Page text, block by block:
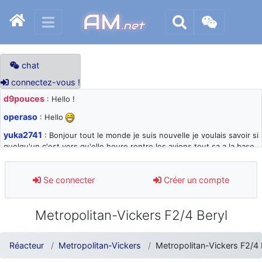
AM.net
chat
connectez-vous !
d9pouces : Hello !
operaso : Hello
yuka2741 : Bonjour tout le monde je suis nouvelle je voulais savoir si
quelqu'un c'est vers qu'elle heure rentre les avions tout sa a la base
d9pouces: désolé pour les quelques blocages du site ces derniers
jours : je teste des méthodes contre le spam et les bots trop nocifs
: Super, la nouvelle bannière
d9pouces
: je suis un avion@,._,+ > lesquels ? je ne suis pas sûr de
comprendre
Se connecter Créer un compte
Metropolitan-Vickers F2/4 Beryl
Réacteur Metropolitan-Vickers Metropolitan-Vickers F2/4